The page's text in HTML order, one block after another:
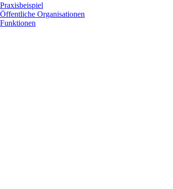
Praxisbeispiel
Öffentliche Organisationen
Funktionen